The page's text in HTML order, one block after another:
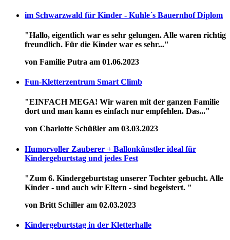
im Schwarzwald für Kinder - Kuhle´s Bauernhof Diplom
"Hallo, eigentlich war es sehr gelungen. Alle waren richtig
freundlich. Für die Kinder war es sehr..."
von Familie Putra am 01.06.2023
Fun-Kletterzentrum Smart Climb
"EINFACH MEGA! Wir waren mit der ganzen Familie
dort und man kann es einfach nur empfehlen. Das..."
von Charlotte Schüßler am 03.03.2023
Humorvoller Zauberer + Ballonkünstler ideal für
Kindergeburtstag und jedes Fest
"Zum 6. Kindergeburtstag unserer Tochter gebucht. Alle
Kinder - und auch wir Eltern - sind begeistert. "
von Britt Schiller am 02.03.2023
Kindergeburtstag in der Kletterhalle